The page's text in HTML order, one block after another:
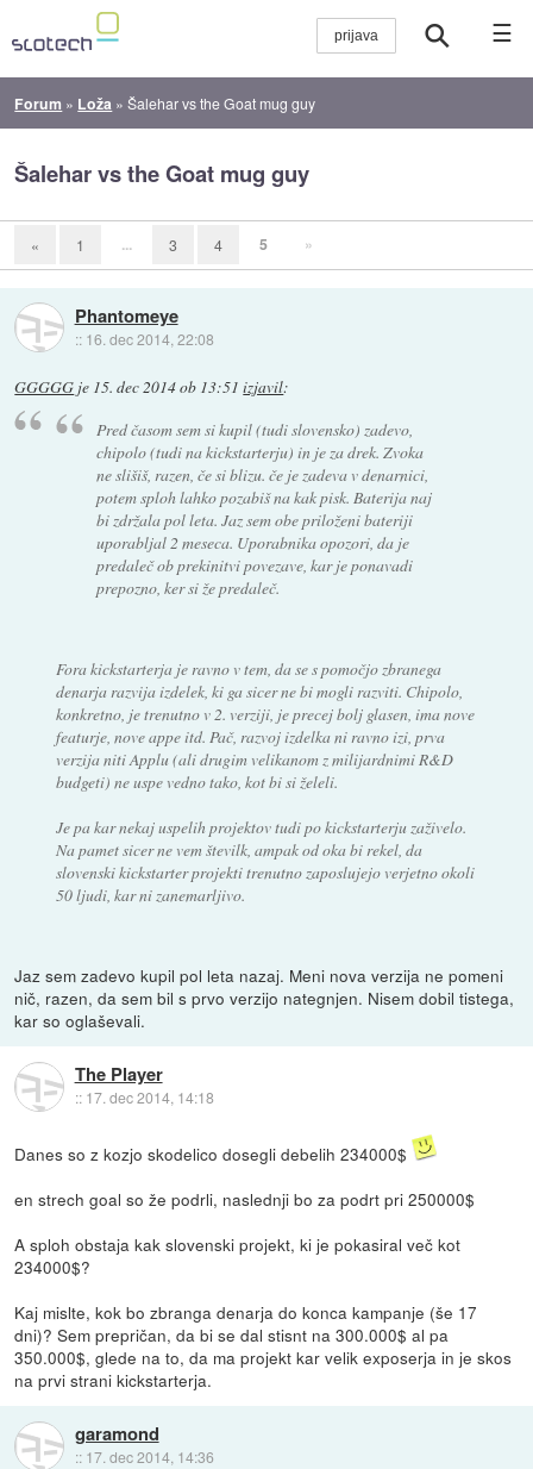
☰
Forum » Loža »Šalehar vs the Goat mug guy
Šalehar vs the Goat mug guy
« 1 ... 3 4 5 »
Phantomeye
:: 16. dec 2014, 22:08
GGGGG je 15. dec 2014 ob 13:51 izjavil:
Pred časom sem si kupil (tudi slovensko) zadevo,
chipolo (tudi na kickstarterju) in je za drek. Zvoka
ne slišiš, razen, če si blizu. če je zadeva v denarnici,
potem sploh lahko pozabiš na kak pisk. Baterija naj
bi zdržala pol leta. Jaz sem obe priloženi bateriji
uporabljal 2 meseca. Uporabnika opozori, da je
predaleč ob prekinitvi povezave, kar je ponavadi
prepozno, ker si že predaleč.
Fora kickstarterja je ravno v tem, da se s pomočjo zbranega
denarja razvija izdelek, ki ga sicer ne bi mogli razviti. Chipolo,
konkretno, je trenutno v 2. verziji, je precej bolj glasen, ima nove
featurje, nove appe itd. Pač, razvoj izdelka ni ravno izi, prva
verzija niti Applu (ali drugim velikanom z milijardnimi R&D
budgeti) ne uspe vedno tako, kot bi si želeli.
Je pa kar nekaj uspelih projektov tudi po kickstarterju zaživelo.
Na pamet sicer ne vem številk, ampak od oka bi rekel, da
slovenski kickstarter projekti trenutno zaposlujejo verjetno okoli
50 ljudi, kar ni zanemarljivo.
Jaz sem zadevo kupil pol leta nazaj. Meni nova verzija ne pomeni
nič, razen, da sem bil s prvo verzijo nategnjen. Nisem dobil tistega,
kar so oglaševali.
The Player
:: 17. dec 2014, 14:18
Danes so z kozjo skodelico dosegli debelih 234000$
en strech goal so že podrli, naslednji bo za podrt pri 250000$
A sploh obstaja kak slovenski projekt, ki je pokasiral več kot
234000$?
Kaj mislte, kok bo zbranga denarja do konca kampanje (še 17
dni)? Sem prepričan, da bi se dal stisnt na 300.000$ al pa
350.000$, glede na to, da ma projekt kar velik exposerja in je skos
na prvi strani kickstarterja.
garamond
:: 17. dec 2014, 14:36